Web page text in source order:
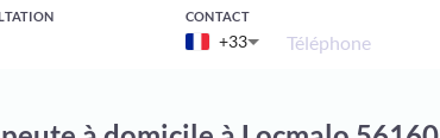
CONTACT
+33 Téléphone